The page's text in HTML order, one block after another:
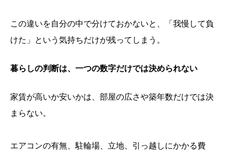
この違いを自分の中で分けておかないと、「我慢して負
けた」という気持ちだけが残ってしまう。
暮らしの判断は、一つの数字だけでは決められない
家賃が高いか安いかは、部屋の広さや築年数だけでは決
まらない。
エアコンの有無、駐輪場、立地、引っ越しにかかる費